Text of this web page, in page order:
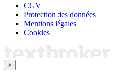
CGV
Protection des données
Mentions légales
Cookies
×